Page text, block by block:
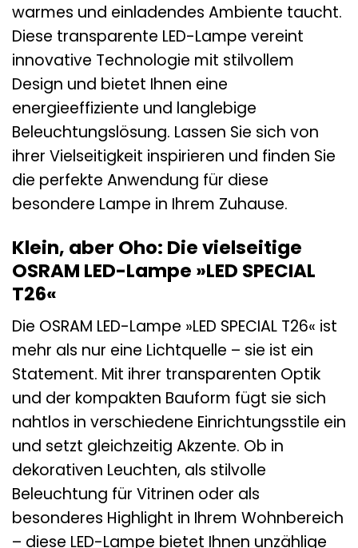
warmes und einladendes Ambiente taucht.
Diese transparente LED-Lampe vereint
innovative Technologie mit stilvollem
Design und bietet Ihnen eine
energieeffiziente und langlebige
Beleuchtungslösung. Lassen Sie sich von
ihrer Vielseitigkeit inspirieren und finden Sie
die perfekte Anwendung für diese
besondere Lampe in Ihrem Zuhause.
Klein, aber Oho: Die vielseitige
OSRAM LED-Lampe »LED SPECIAL
T26«
Die OSRAM LED-Lampe »LED SPECIAL T26« ist
mehr als nur eine Lichtquelle – sie ist ein
Statement. Mit ihrer transparenten Optik
und der kompakten Bauform fügt sie sich
nahtlos in verschiedene Einrichtungsstile ein
und setzt gleichzeitig Akzente. Ob in
dekorativen Leuchten, als stilvolle
Beleuchtung für Vitrinen oder als
besonderes Highlight in Ihrem Wohnbereich
– diese LED-Lampe bietet Ihnen unzählige